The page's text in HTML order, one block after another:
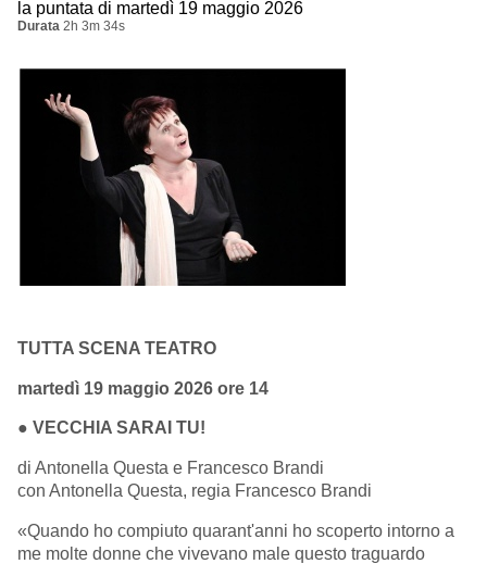
la puntata di martedì 19 maggio 2026
Durata 2h 3m 34s
TUTTA SCENA TEATRO
martedì 19 maggio 2026 ore 14
● VECCHIA SARAI TU!
di Antonella Questa e Francesco Brandi
con Antonella Questa, regia Francesco Brandi
«Quando ho compiuto quarant'anni ho scoperto intorno a
me molte donne che vivevano male questo traguardo